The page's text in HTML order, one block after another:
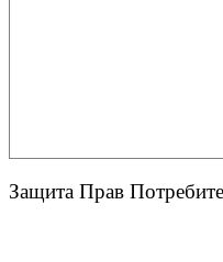
Защита Прав